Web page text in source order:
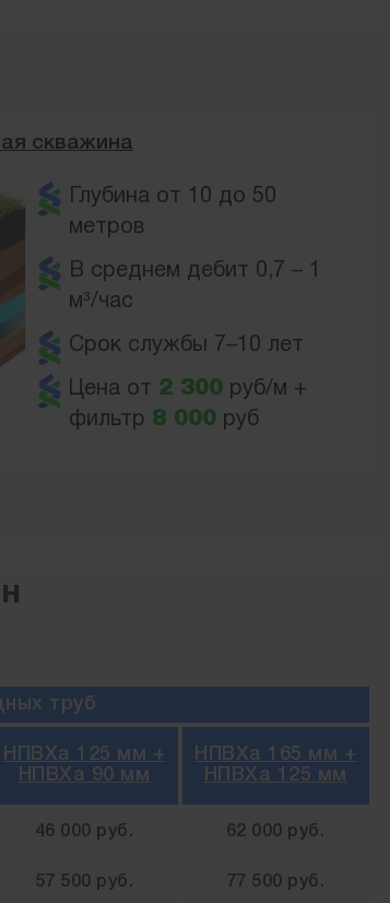
скважина
Глубина от 10 до 50
метров
В среднем дебит 0,7 – 1
м³/час
Срок службы 7–10 лет
Цена от 2 300руб/м +
фильтр 8 000руб
труб
НПВХа 125 мм +
НПВХа 90 мм
НПВХа 165 мм +
НПВХа 125 мм
46 000 руб. 62 000 руб.
57 500 руб. 77 500 руб.